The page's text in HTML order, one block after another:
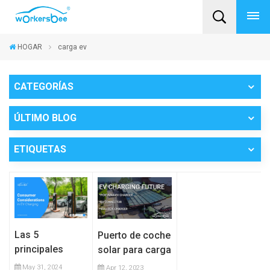
HOGAR carga ev
CATEGORÍAS
ÚLTIMO BLOG
ETIQUETAS
Las 5
principales
consideraciones
May 31, 2024
Puerto de coche
solar para carga
evApr 12, 2023